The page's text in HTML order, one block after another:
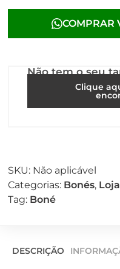
COMPRAR
Não tem o seu
Clique
SKU: Não aplicável
Categorias: Bonés, Loja
Tag: Boné
DESCRIÇÃO